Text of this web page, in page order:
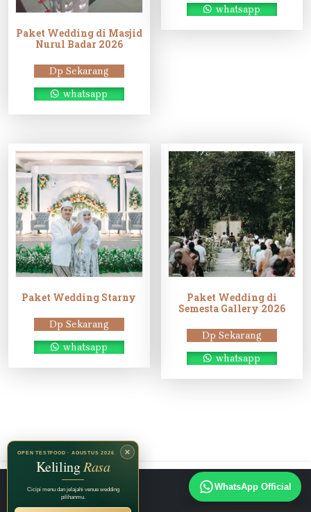
Paket Wedding di Masjid
Nurul Badar 2026
Dp Sekarang
whatsapp
whatsapp
Paket Wedding Starny
Dp Sekarang
whatsapp
Paket Wedding di
Semesta Gallery 2026
Dp Sekarang
whatsapp
Instagram
TikTok
Facebook
×
OPEN TESTFOOD · AGUSTUS 2026
KelilingRasa
Cicipi menu dan jelajahi venue wedding
pilihanmu.
WhatsApp Official